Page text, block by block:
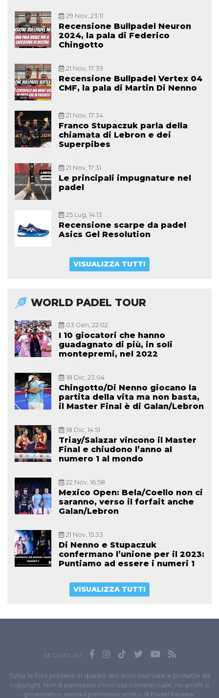
29 Nov, 23:11
Recensione Bullpadel Neuron
2024, la pala di Federico
Chingotto
21 Nov, 17:39
Recensione Bullpadel Vertex 04
CMF, la pala di Martin Di Nenno
21 Nov, 17:34
Franco Stupaczuk parla della
chiamata di Lebron e dei
Superpibes
21 Nov, 17:31
Le principali impugnature nel
padel
25 Lug, 14:13
Recensione scarpe da padel
Asics Gel Resolution
VISUALIZZA TUTTI
WORLD PADEL TOUR
03 Gen, 22:02
I 10 giocatori che hanno
guadagnato di più, in soli
montepremi, nel 2022
18 Dic, 23:04
Chingotto/Di Nenno giocano la
partita della vita ma non basta,
il Master Final è di Galan/Lebron
18 Dic, 14:51
Triay/Salazar vincono il Master
Final e chiudono l’anno al
numero 1 al mondo
22 Nov, 16:58
Mexico Open: Bela/Coello non ci
saranno, verso il forfait anche
Galan/Lebron
21 Nov, 15:33
Di Nenno e Stupaczuk
confermano l’unione per il 2023:
Puntiamo ad essere i numeri 1
VISUALIZZA TUTTI
SEGUICI SU
Tutte le foto presenti in questo sito sono riservate e protette da
copyright. Non è permesso il loro uso commerciale, no-profit o
governativo senza il permesso scritto di Padel Review.